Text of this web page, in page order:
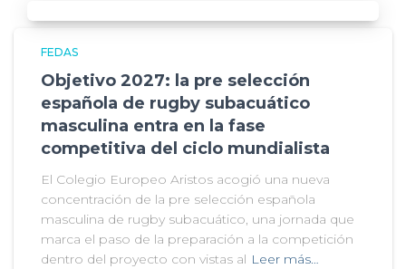
FEDAS
Objetivo 2027: la pre selección
española de rugby subacuático
masculina entra en la fase
competitiva del ciclo mundialista
El Colegio Europeo Aristos acogió una nueva
concentración de la pre selección española
masculina de rugby subacuático, una jornada que
marca el paso de la preparación a la competición
dentro del proyecto con vistas al Leer más…